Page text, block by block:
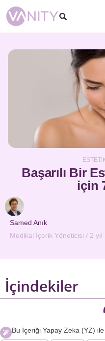
Başarılı Bir
için
Samed Anık
Medikal İçerik Yöneticisi / 2 yıl
İçindekiler
Bu İçeriği Yapay Zeka (YZ)